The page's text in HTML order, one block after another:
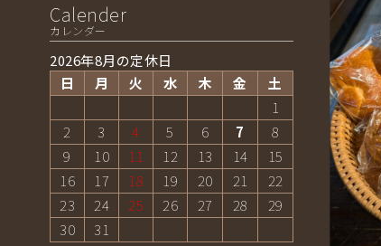
Calender
カレンダー
2026年8月の定休日
日
月 火 水 木 金
土
1
2
3 4 5 6 7
8
9
10 11 12 13 14
15
16
17 18 19 20 21
22
23
24 25 26 27 28
29
30
31